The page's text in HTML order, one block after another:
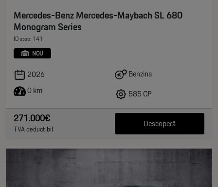
Mercedes-Benz Mercedes-Maybach SL 680
Monogram Series
ID stoc: 141
NOU
2026
0 km
Benzina
585 CP
271.000€
TVA deductibil Descoperă